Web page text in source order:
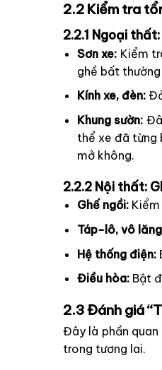
2.2 Kiểm tra
2.2.1 Ngoại
Sơn xe: Kiểm
ghề bất
Kính xe, đèn:
Khung sườn:
thể xe đã từng
mở không.
2.2.2 Nội thất:
Ghế ngồi:
Táp-lô, vô
Hệ thống điện:
Điều hòa: Bật
2.3 Đánh giá
Đây là phần
trong tương lai.